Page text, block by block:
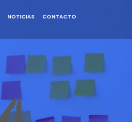
NOTICIAS CONTACTO